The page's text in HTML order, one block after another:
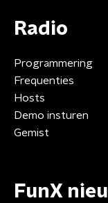
Radio
Programmering
Frequenties
Hosts
Demo insturen
Gemist
FunX